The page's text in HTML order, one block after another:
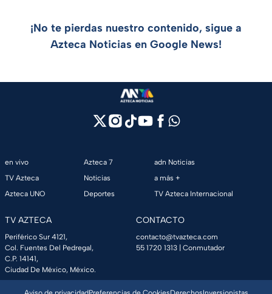
¡No te pierdas nuestro contenido, sigue a
Azteca Noticias en Google News!
en vivo
TV Azteca
Azteca UNO
Azteca 7
Noticias
Deportes
adn Noticias
a más +
TV Azteca Internacional
TV AZTECA
Periférico Sur 4121,
Col. Fuentes Del Pedregal,
C.P. 14141,
Ciudad De México, México.
CONTACTO
contacto@tvazteca.com
55 1720 1313 | Conmutador